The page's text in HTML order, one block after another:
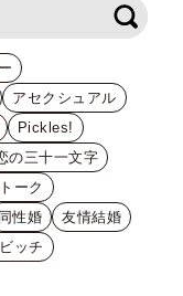
アセクシュアル
Pickles!
の三十一文字
ーク
同性婚
友情結婚
ッチ